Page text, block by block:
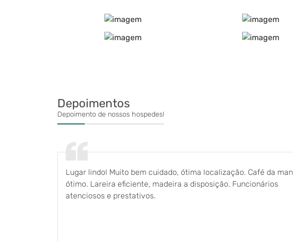
Depoimentos
Depoimento de nossos hospedes!
Lugar lindo! Muito bem cuidado, ótima localização. Café da
ótimo. Lareira eficiente, madeira a disposição. Funcionários
atenciosos e prestativos.